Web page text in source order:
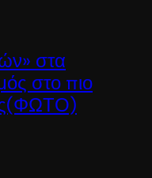
στα
στο πιο